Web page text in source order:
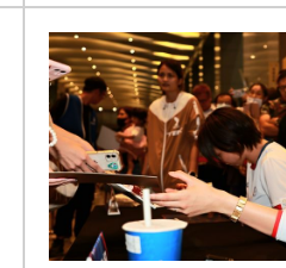
象最深刻的拍廣告體驗，
視角，讓小天印象深刻，
說以後考慮把空拍機一起
模擬會被風勢影響的場地。